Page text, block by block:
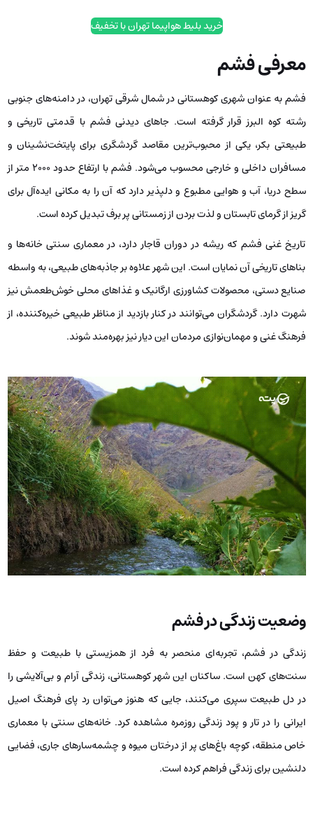
خرید بلیط هواپیما تهران با تخفیف
معرفی فشم
فشم به عنوان شهری کوهستانی در شمال شرقی تهران، در دامنه‌های جنوبی
رشته کوه البرز قرار گرفته است. جاهای دیدنی فشم با قدمتی تاریخی و
طبیعتی بکر، یکی از محبوب‌ترین مقاصد گردشگری برای پایتخت‌نشینان و
مسافران داخلی و خارجی محسوب می‌شود. فشم با ارتفاع حدود ۲۰۰۰ متر از
سطح دریا، آب و هوایی مطبوع و دلپذیر دارد که آن را به مکانی ایده‌آل برای
گریز از گرمای تابستان و لذت بردن از زمستانی پر برف تبدیل کرده است.
تاریخ غنی فشم که ریشه در دوران قاجار دارد، در معماری سنتی خانه‌ها و
بناهای تاریخی آن نمایان است. این شهر علاوه بر جاذبه‌های طبیعی، به واسطه
صنایع دستی، محصولات کشاورزی ارگانیک و غذاهای محلی خوش‌طعمش نیز
شهرت دارد. گردشگران می‌توانند در کنار بازدید از مناظر طبیعی خیره‌کننده، از
فرهنگ غنی و مهمان‌نوازی مردمان این دیار نیز بهره‌مند شوند.
وضعیت زندگی در فشم
زندگی در فشم، تجربه‌ای منحصر به فرد از همزیستی با طبیعت و حفظ
سنت‌های کهن است. ساکنان این شهر کوهستانی، زندگی آرام و بی‌آلایشی را
در دل طبیعت سپری می‌کنند، جایی که هنوز می‌توان رد پای فرهنگ اصیل
ایرانی را در تار و پود زندگی روزمره مشاهده کرد. خانه‌های سنتی با معماری
خاص منطقه، کوچه باغ‌های پر از درختان میوه و چشمه‌سارهای جاری، فضایی
دلنشین برای زندگی فراهم کرده است.